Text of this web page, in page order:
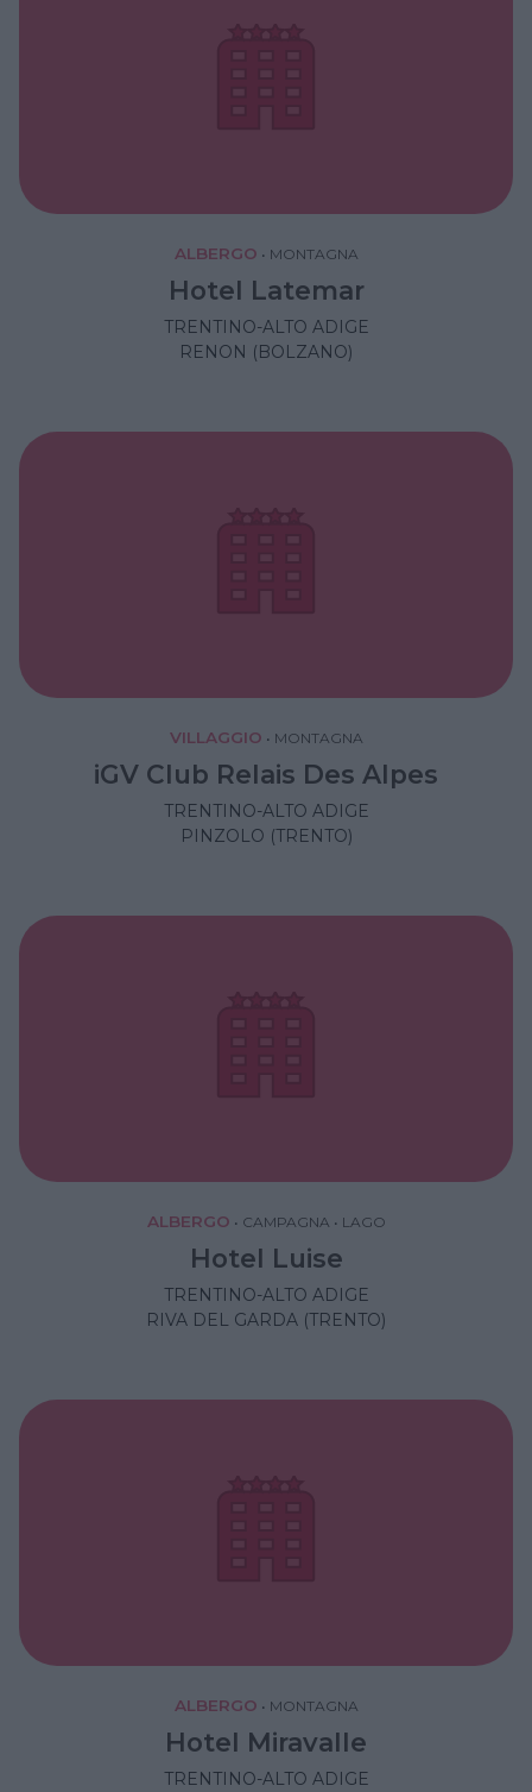
ALBERGO • MONTAGNA
Hotel Latemar
TRENTINO-ALTO ADIGE
RENON (BOLZANO)
VILLAGGIO • MONTAGNA
iGV Club Relais Des Alpes
TRENTINO-ALTO ADIGE
PINZOLO (TRENTO)
ALBERGO • CAMPAGNA • LAGO
Hotel Luise
TRENTINO-ALTO ADIGE
RIVA DEL GARDA (TRENTO)
ALBERGO • MONTAGNA
Hotel Miravalle
TRENTINO-ALTO ADIGE